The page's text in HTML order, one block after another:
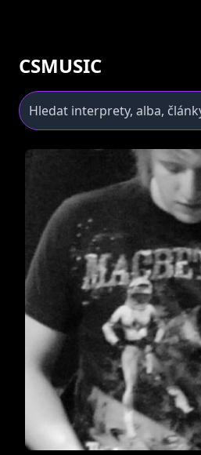
CSMUSIC